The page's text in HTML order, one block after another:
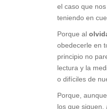
el caso que
teniendo en
Porque al
obedecerle en
principio no
lectura y la
o difíciles de
Porque,
los que siguen,